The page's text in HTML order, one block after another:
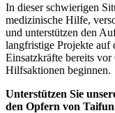
In dieser schwierigen
medizinische Hilfe,
und unterstützen den
langfristige Projekte auf
Einsatz­kräfte bereits
Hilfsaktionen beginnen.
Unterstützen Sie unser
den Opfern von